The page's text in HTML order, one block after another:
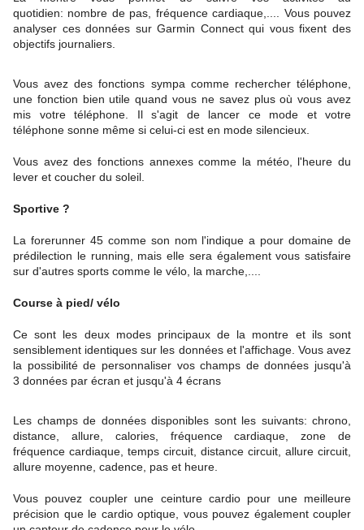
quotidien: nombre de pas, fréquence cardiaque,.... Vous pouvez
analyser ces données sur Garmin Connect qui vous fixent des
objectifs journaliers.
Vous avez des fonctions sympa comme rechercher téléphone,
une fonction bien utile quand vous ne savez plus où vous avez
mis votre téléphone. Il s'agit de lancer ce mode et votre
téléphone sonne même si celui-ci est en mode silencieux.
Vous avez des fonctions annexes comme la météo, l'heure du
lever et coucher du soleil.
Sportive ?
La forerunner 45 comme son nom l'indique a pour domaine de
prédilection le running, mais elle sera également vous satisfaire
sur d'autres sports comme le vélo, la marche,....
Course à pied/ vélo
Ce sont les deux modes principaux de la montre et ils sont
sensiblement identiques sur les données et l'affichage. Vous avez
la possibilité de personnaliser vos champs de données jusqu'à
3 données par écran et jusqu'à 4 écrans
Les champs de données disponibles sont les suivants: chrono,
distance, allure, calories, fréquence cardiaque, zone de
fréquence cardiaque, temps circuit, distance circuit, allure circuit,
allure moyenne, cadence, pas et heure.
Vous pouvez coupler une ceinture cardio pour une meilleure
précision que le cardio optique, vous pouvez également coupler